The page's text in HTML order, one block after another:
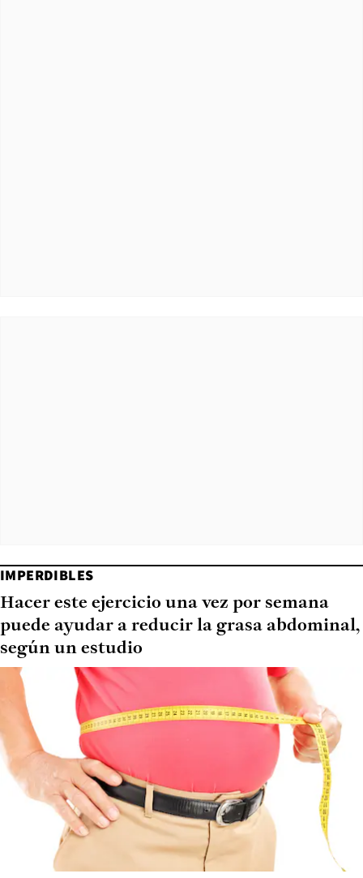
IMPERDIBLES
Hacer este ejercicio una vez por semana
puede ayudar a reducir la grasa abdominal,
según un estudio